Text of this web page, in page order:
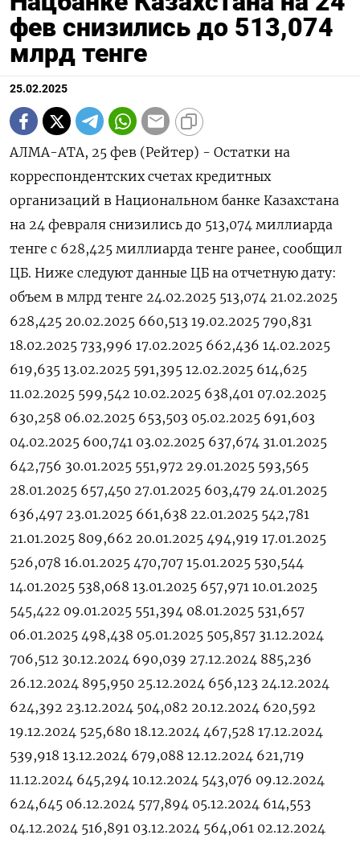
фев снизились до 513,074
млрд тенге
25.02.2025
АЛМА-АТА, 25 фев (Рейтер) - Остатки на
корреспондентских счетах кредитных
организаций в Национальном банке Казахстана
на 24 февраля снизились до 513,074 миллиарда
тенге с 628,425 миллиарда тенге ранее, сообщил
ЦБ. Ниже следуют данные ЦБ на отчетную дату:
объем в млрд тенге 24.02.2025 513,074 21.02.2025
628,425 20.02.2025 660,513 19.02.2025 790,831
18.02.2025 733,996 17.02.2025 662,436 14.02.2025
619,635 13.02.2025 591,395 12.02.2025 614,625
11.02.2025 599,542 10.02.2025 638,401 07.02.2025
630,258 06.02.2025 653,503 05.02.2025 691,603
04.02.2025 600,741 03.02.2025 637,674 31.01.2025
642,756 30.01.2025 551,972 29.01.2025 593,565
28.01.2025 657,450 27.01.2025 603,479 24.01.2025
636,497 23.01.2025 661,638 22.01.2025 542,781
21.01.2025 809,662 20.01.2025 494,919 17.01.2025
526,078 16.01.2025 470,707 15.01.2025 530,544
14.01.2025 538,068 13.01.2025 657,971 10.01.2025
545,422 09.01.2025 551,394 08.01.2025 531,657
06.01.2025 498,438 05.01.2025 505,857 31.12.2024
706,512 30.12.2024 690,039 27.12.2024 885,236
26.12.2024 895,950 25.12.2024 656,123 24.12.2024
624,392 23.12.2024 504,082 20.12.2024 620,592
19.12.2024 525,680 18.12.2024 467,528 17.12.2024
539,918 13.12.2024 679,088 12.12.2024 621,719
11.12.2024 645,294 10.12.2024 543,076 09.12.2024
624,645 06.12.2024 577,894 05.12.2024 614,553
04.12.2024 516,891 03.12.2024 564,061 02.12.2024